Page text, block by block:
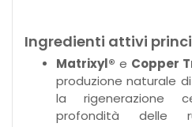
Ingredienti attivi
Matrixyl® e Copper
produzione naturale
la rigenerazione
profondità delle